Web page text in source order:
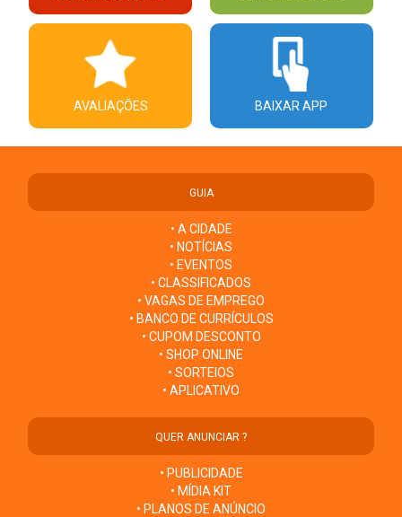
AVALIAÇÕES BAIXAR APP
GUIA
• A CIDADE
• NOTÍCIAS
• EVENTOS
• CLASSIFICADOS
• VAGAS DE EMPREGO
• BANCO DE CURRÍCULOS
• CUPOM DESCONTO
• SHOP ONLINE
• SORTEIOS
• APLICATIVO
QUER ANUNCIAR ?
• PUBLICIDADE
• MÍDIA KIT
• PLANOS DE ANÚNCIO